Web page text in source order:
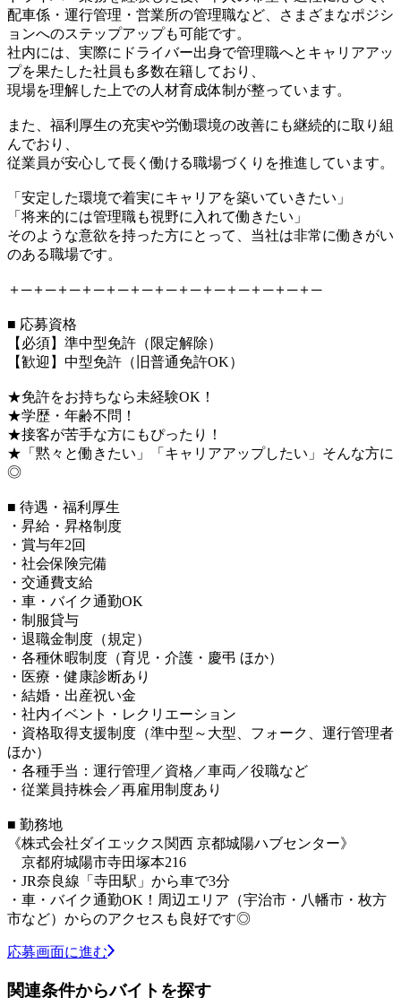
配車係・運行管理・営業所の管理職など、さまざまなポジシ
ョンへのステップアップも可能です。
社内には、実際にドライバー出身で管理職へとキャリアアッ
プを果たした社員も多数在籍しており、
現場を理解した上での人材育成体制が整っています。
また、福利厚生の充実や労働環境の改善にも継続的に取り組
んでおり、
従業員が安心して長く働ける職場づくりを推進しています。
「安定した環境で着実にキャリアを築いていきたい」
「将来的には管理職も視野に入れて働きたい」
そのような意欲を持った方にとって、当社は非常に働きがい
のある職場です。
＋─＋─＋─＋─＋─＋─＋─＋─＋─＋─＋─＋─＋─
■ 応募資格
【必須】準中型免許（限定解除）
【歓迎】中型免許（旧普通免許OK）
★免許をお持ちなら未経験OK！
★学歴・年齢不問！
★接客が苦手な方にもぴったり！
★「黙々と働きたい」「キャリアアップしたい」そんな方に
◎
■ 待遇・福利厚生
・昇給・昇格制度
・賞与年2回
・社会保険完備
・交通費支給
・車・バイク通勤OK
・制服貸与
・退職金制度（規定）
・各種休暇制度（育児・介護・慶弔 ほか）
・医療・健康診断あり
・結婚・出産祝い金
・社内イベント・レクリエーション
・資格取得支援制度（準中型～大型、フォーク、運行管理者
ほか）
・各種手当：運行管理／資格／車両／役職など
・従業員持株会／再雇用制度あり
■ 勤務地
《株式会社ダイエックス関西 京都城陽ハブセンター》
京都府城陽市寺田塚本216
・JR奈良線「寺田駅」から車で3分
・車・バイク通勤OK！周辺エリア（宇治市・八幡市・枚方
市など）からのアクセスも良好です◎
応募画面に進む
関連条件からバイトを探す